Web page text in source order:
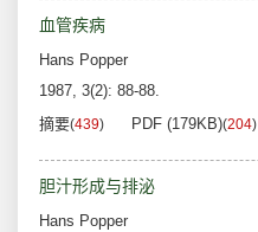
血管疾病
Hans Popper
1987, 3(2): 88-88.
摘要(439) PDF (179KB)(204)
胆汁形成与排泌
Hans Popper